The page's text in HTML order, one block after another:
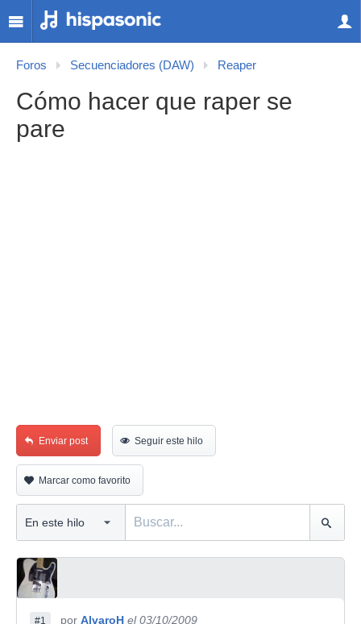
Foros Secuenciadores (DAW) Reaper
Cómo hacer que raper se
pare
Enviar post Seguir este hilo
Marcar como favorito
#1 por AlvaroH el 03/10/2009